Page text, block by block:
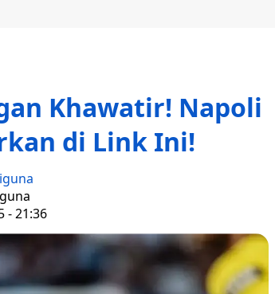
Khawatir! Napoli
di Link Ini!
- 21:36